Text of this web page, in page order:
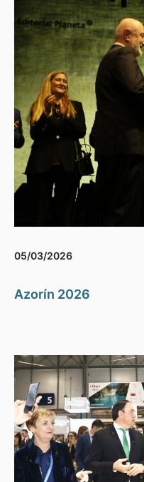
05/03/2026
Azorín 2026